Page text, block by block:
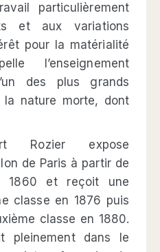
particulièrement
et aux variations
pour la matérialité
l’enseignement
des plus grands
nature morte, dont
Rozier expose
de Paris à partir de
1860 et reçoit une
classe en 1876 puis
classe en 1880.
pleinement dans le